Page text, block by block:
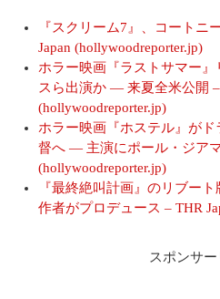
『スクリーム7』、コートニ
Japan (hollywoodreporter.jp)
ホラー映画『ラストサマー
スら出演か ― 来夏全米公開 –
(hollywoodreporter.jp)
ホラー映画『ホステル』が
督へ ― 主演にポール・ジア
(hollywoodreporter.jp)
『最終絶叫計画』のリブー
作者がプロデュース – THR
スポンサー